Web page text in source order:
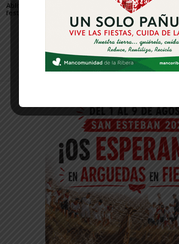
Ablitas abre el verano
festivo con sus peras
María Preciado,
concejala de Cadreita:
«Queremos unas fiestas
en las que todo el
mundo encuentre su
sitio»